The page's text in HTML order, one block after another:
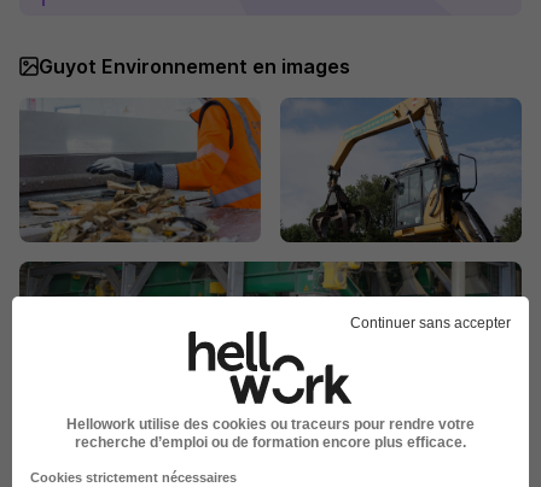
Guyot Environnement en images
Continuer sans accepter
Hellowork utilise des cookies ou traceurs pour rendre votre
recherche d’emploi ou de formation encore plus efficace.
Cookies strictement nécessaires